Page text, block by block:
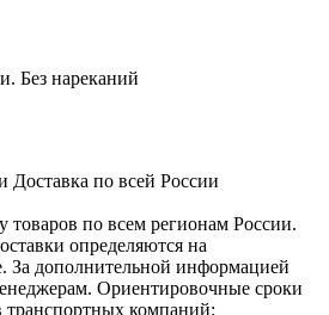
Без нареканий
Доставка по всей России
товаров по всем регионам России.
определяются на
За дополнительной информацией
Ориентировочные сроки
транспортных компаний: